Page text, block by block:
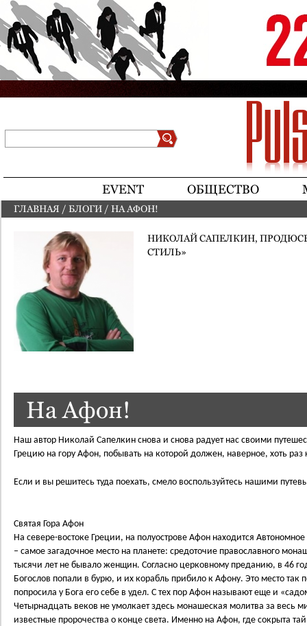
Jump to navigation
EVENT ОБЩЕСТВО
ВЫ ЗДЕСЬ
ГЛАВНАЯ / БЛОГИ / НА АФОН!
НИКОЛАЙ САПЕЛКИН,
СТИЛЬ»
На Афон!
Наш автор Николай Сапелкин снова и снова радует нас своими
Грецию на гору Афон, побывать на которой должен, наверное, хоть
Если и вы решитесь туда поехать, смело воспользуйтесь нашими
Святая Гора Афон
На севере-востоке Греции, на полуострове Афон находится
– самое загадочное место на планете: средоточие православного
тысячи лет не бывало женщин. Согласно церковному преданию, в 46
Богослов попали в бурю, и их корабль прибило к Афону. Это место так
попросила у Бога его себе в удел. С тех пор Афон называют еще и
Четырнадцать веков не умолкает здесь монашеская молитва за весь
известные пророчества о конце света. Именно на Афон, где сокрыта